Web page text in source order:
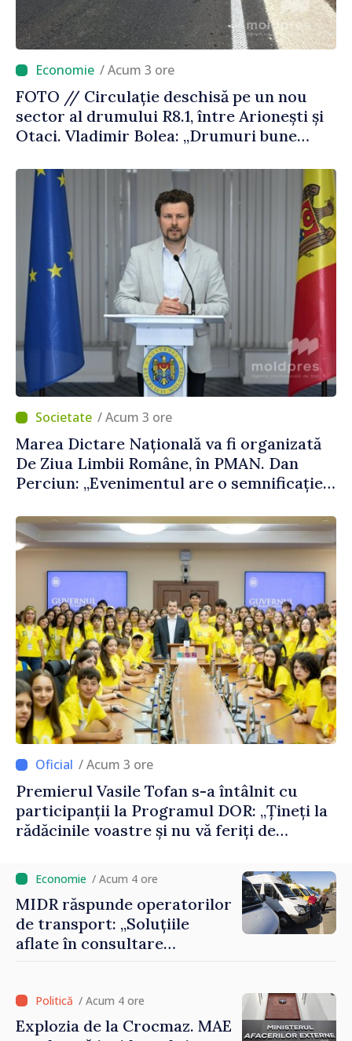
/ Acum 3 ore
FOTO // Circulație deschisă pe un nou
sector al drumului R8.1, între Arionești și
Otaci. Vladimir Bolea: „Drumuri bune
economici și cetățenilor”
/ Acum 3 ore
Marea Dictare Națională va fi organizată
De Ziua Limbii Române, în PMAN. Dan
Perciun: „Evenimentul are o semnificație
/ Acum 3 ore
Premierul Vasile Tofan s-a întâlnit cu
participanții la Programul DOR: „Țineți la
rădăcinile voastre și nu vă feriți de
reuși”
/ Acum 4 ore
MIDR răspunde operatorilor
de transport: „Soluțiile
aflate în consultare
sigure, regulate și
accesibile”
/ Acum 4 ore
Explozia de la Crocmaz. MAE